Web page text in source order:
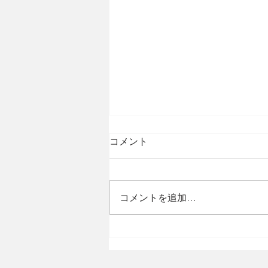
コメント
コメントを追加…